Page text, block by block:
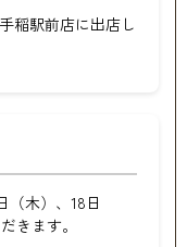
稲駅前店に出店し
（木）、18日
きます。